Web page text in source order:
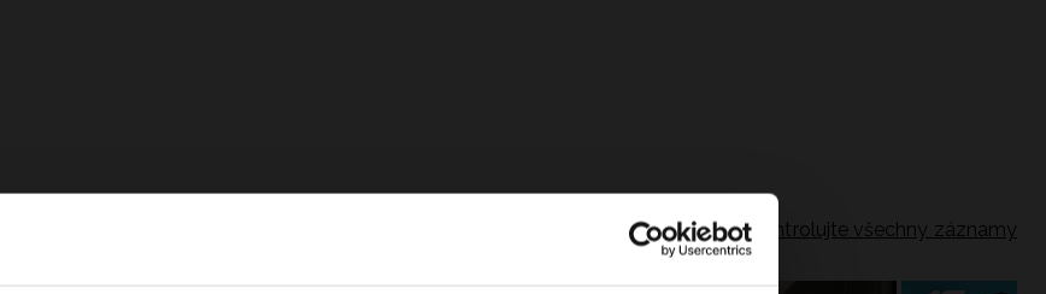
Zkontrolujte všechny záznamy